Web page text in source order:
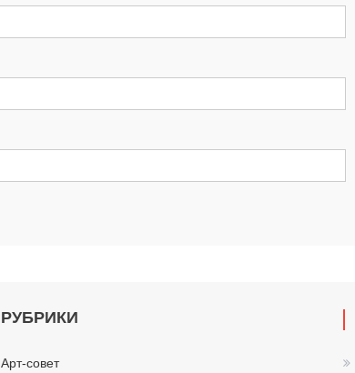
РУБРИКИ
Арт-совет